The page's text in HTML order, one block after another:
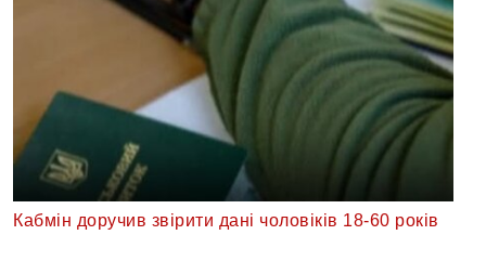
Кабмін доручив звірити дані чоловіків 18-60 років